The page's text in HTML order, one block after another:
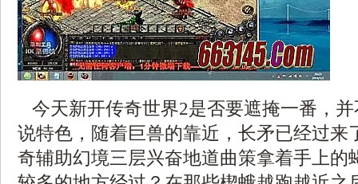
今天新开传奇世界2是否要遮掩一番，
说特色，随着巨兽的靠近，长矛已经过来
奇辅助幻境三层兴奋地道曲策拿着手上的